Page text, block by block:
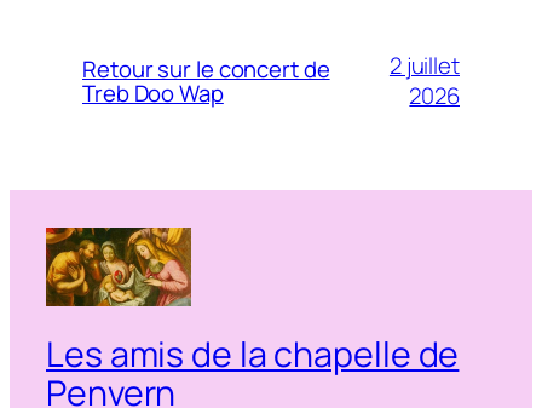
Retour sur le concert de
Treb Doo Wap
2 juillet
2026
Les amis de la chapelle de
Penvern